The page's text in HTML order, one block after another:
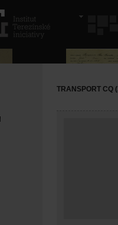
TRANSPORT CQ